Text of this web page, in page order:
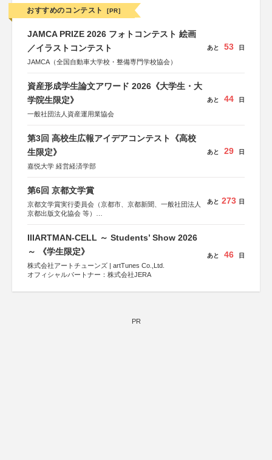
おすすめのコンテスト [PR]
JAMCA PRIZE 2026 フォトコンテスト 絵画
／イラストコンテスト
JAMCA（全国自動車大学校・整備専門学校協会）
あと 53 日
資産形成学生論文アワード 2026《大学生・大
学院生限定》
一般社団法人資産運用業協会
あと 44 日
第3回 高校生広報アイデアコンテスト《高校
生限定》
嘉悦大学 経営経済学部
あと 29 日
第6回 京都文学賞
京都文学賞実行委員会（京都市、京都新聞、一般社団法人
京都出版文化協会 等）
集英社、小学館、祥伝社、新潮社、淡交社、ちいさいミシ
マ社、徳間書店、早川書房、PHP研究所、双葉社、文藝春
あと 273 日
IIIARTMAN-CELL ～ Students’ Show 2026
～ 《学生限定》
株式会社アートチューンズ | artTunes Co.,Ltd.
オフィシャルパートナー：株式会社JERA
あと 46 日
PR